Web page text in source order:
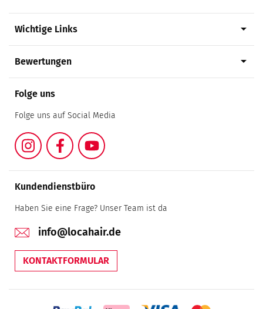
Wichtige Links arrow_drop_down
Folge uns
Folge uns auf Social Media
InstagramFacebookYouTube
Bewertungen arrow_drop_down
Kundendienstbüro
Haben Sie eine Frage? Unser Team ist da
info@locahair.de
KONTAKTFORMULAR